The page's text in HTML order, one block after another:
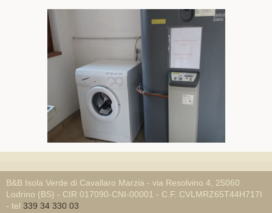
B&B Isola Verde di Cavallaro Marzia - via Resolvino 4, 25060
Lodrino (BS) - CIR 017090-CNI-00001 - C.F. CVLMRZ65T44H717I
- tel 339 34 330 03